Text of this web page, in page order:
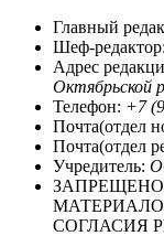
Главный
Шеф-редактор:
Адрес
Октябрьской
Телефон: +7
Почта(отдел
Почта(отдел
Учредитель:
СОГЛАСИЯ